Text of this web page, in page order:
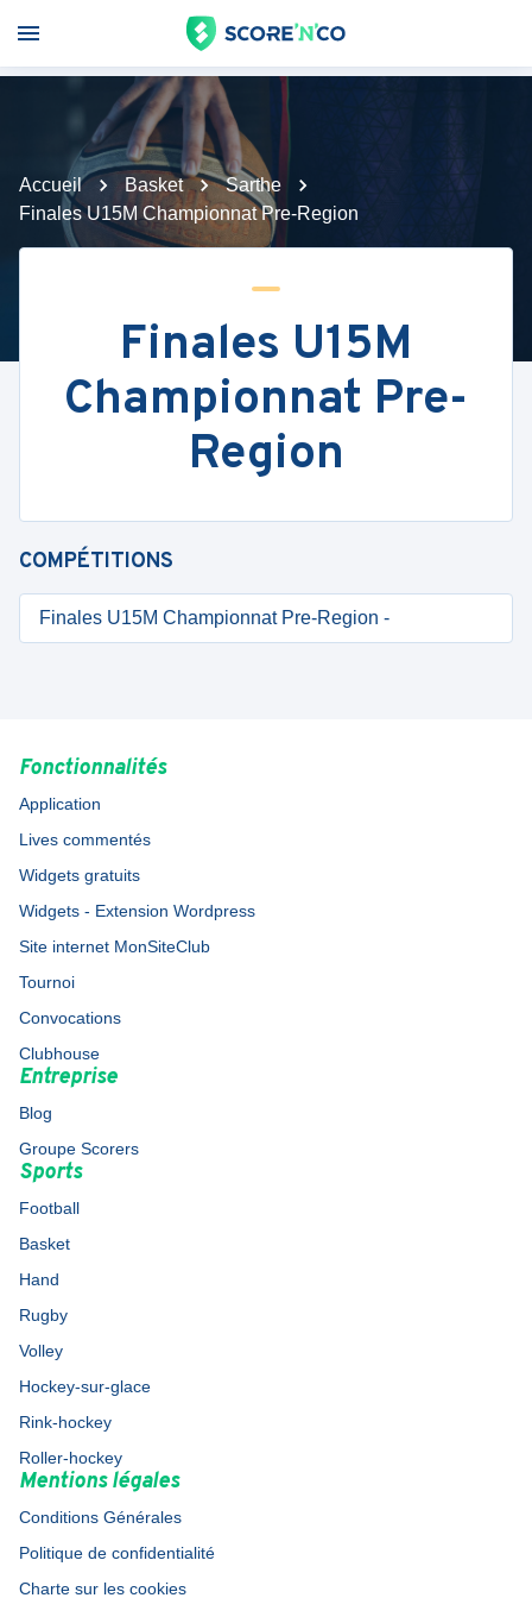
Accueil Basket
Sarthe
Finales U15M Championnat Pre-Region
Finales U15M
Championnat Pre-
Region
COMPÉTITIONS
Finales U15M Championnat Pre-Region -
Fonctionnalités
Application
Lives commentés
Widgets gratuits
Widgets - Extension Wordpress
Site internet MonSiteClub
Tournoi
Convocations
Clubhouse
Entreprise
Blog
Groupe Scorers
Sports
Football
Basket
Hand
Rugby
Volley
Hockey-sur-glace
Rink-hockey
Roller-hockey
Mentions légales
Conditions Générales
Politique de confidentialité
Charte sur les cookies